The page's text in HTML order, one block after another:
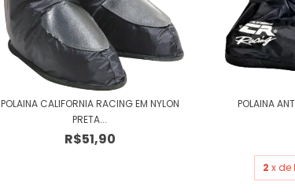
POLAINA CALIFORNIA RACING EM NYLON
PRETA...
R$51,90
POLAINA
2 x de